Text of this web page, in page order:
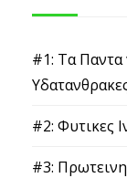
#1: Τα Παντα
#2: Φυτικες
#3: